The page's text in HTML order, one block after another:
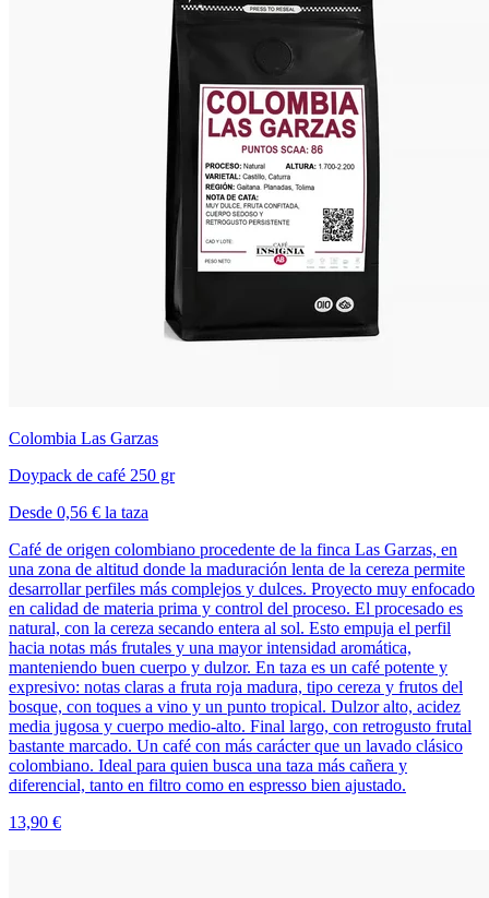
Colombia Las Garzas
Doypack de café 250 gr
Desde 0,56 € la taza
Café de origen colombiano procedente de la finca Las Garzas, en
una zona de altitud donde la maduración lenta de la cereza permite
desarrollar perfiles más complejos y dulces. Proyecto muy enfocado
en calidad de materia prima y control del proceso. El procesado es
natural, con la cereza secando entera al sol. Esto empuja el perfil
hacia notas más frutales y una mayor intensidad aromática,
manteniendo buen cuerpo y dulzor. En taza es un café potente y
expresivo: notas claras a fruta roja madura, tipo cereza y frutos del
bosque, con toques a vino y un punto tropical. Dulzor alto, acidez
media jugosa y cuerpo medio-alto. Final largo, con retrogusto frutal
bastante marcado. Un café con más carácter que un lavado clásico
colombiano. Ideal para quien busca una taza más cañera y
diferencial, tanto en filtro como en espresso bien ajustado.
13,90 €